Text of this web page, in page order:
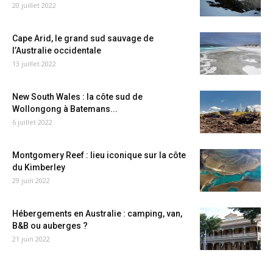
20 juillet 2022
Cape Arid, le grand sud sauvage de
l’Australie occidentale
13 juillet 2022
New South Wales : la côte sud de
Wollongong à Batemans...
6 juillet 2022
Montgomery Reef : lieu iconique sur la côte
du Kimberley
29 juin 2022
Hébergements en Australie : camping, van,
B&B ou auberges ?
21 juin 2022